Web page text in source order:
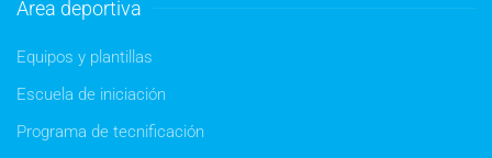
Área deportiva
Equipos y plantillas
Escuela de iniciación
Programa de tecnificación